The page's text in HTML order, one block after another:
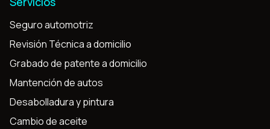
Seguro automotriz
Revisión Técnica a domicilio
Grabado de patente a domicilio
Mantención de autos
Desabolladura y pintura
Cambio de aceite